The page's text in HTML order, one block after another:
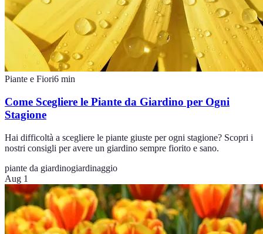
Piante e Fiori6 min
Come Scegliere le Piante da Giardino per Ogni
Stagione
Hai difficoltà a scegliere le piante giuste per ogni stagione? Scopri i
nostri consigli per avere un giardino sempre fiorito e sano.
piante da giardinogiardinaggio
Aug 1